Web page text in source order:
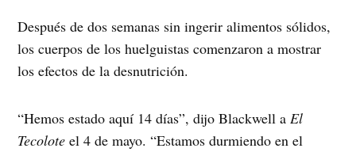
Después de dos semanas sin ingerir alimentos sólidos,
los cuerpos de los huelguistas comenzaron a mostrar
los efectos de la desnutrición.
“Hemos estado aquí 14 días”, dijo Blackwell aEl
Tecoloteel 4 de mayo. “Estamos durmiendo en el